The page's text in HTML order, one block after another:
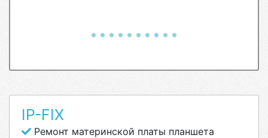
IP-FIX
Ремонт материнской платы планшета